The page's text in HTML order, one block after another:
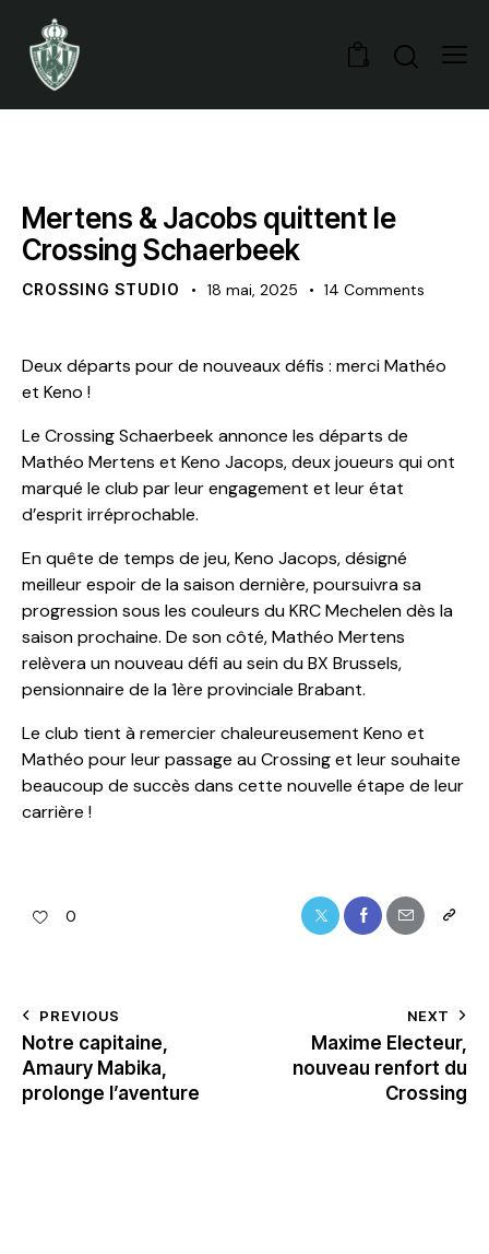
0
Mertens & Jacobs quittent le
Crossing Schaerbeek
CROSSING STUDIO 18 mai, 2025 14 Comments
Deux départs pour de nouveaux défis : merci Mathéo
et Keno !
Le Crossing Schaerbeek annonce les départs de
Mathéo Mertens et Keno Jacops, deux joueurs qui ont
marqué le club par leur engagement et leur état
d’esprit irréprochable.
En quête de temps de jeu, Keno Jacops, désigné
meilleur espoir de la saison dernière, poursuivra sa
progression sous les couleurs du KRC Mechelen dès la
saison prochaine. De son côté, Mathéo Mertens
relèvera un nouveau défi au sein du BX Brussels,
pensionnaire de la 1ère provinciale Brabant.
Le club tient à remercier chaleureusement Keno et
Mathéo pour leur passage au Crossing et leur souhaite
beaucoup de succès dans cette nouvelle étape de leur
carrière !
0
PREVIOUS
Notre capitaine,
Amaury Mabika,
prolonge l’aventure
NEXT
Maxime Electeur,
nouveau renfort du
Crossing